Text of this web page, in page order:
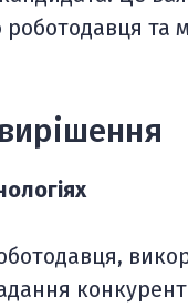
та